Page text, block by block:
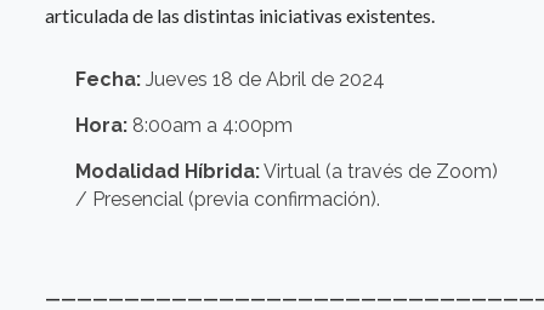
articulada de las distintas iniciativas existentes.
Fecha:Jueves 18 de Abril de 2024
Hora: 8:00am a 4:00pm
Modalidad Híbrida:Virtual (a través de Zoom)
/ Presencial (previa confirmación).